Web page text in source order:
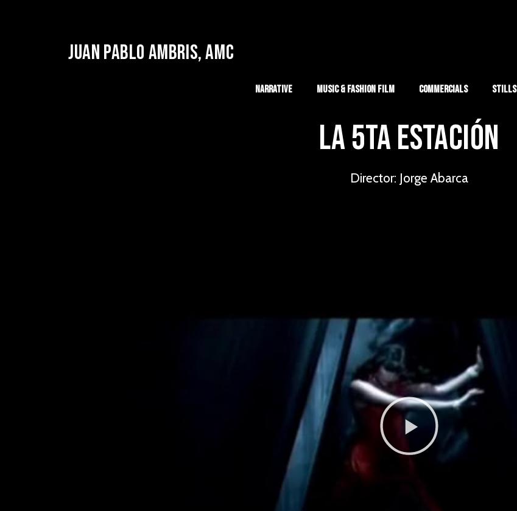
JUAN PABLO AMBRIS, AMC
Narrative Music & Fashion Film Commercials Stills
la 5ta estación
Director: Jorge Abarca